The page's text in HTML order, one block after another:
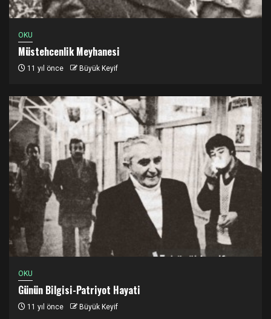
OKU
Müstehcenlik Meyhanesi
11 yıl önce Büyük Keyif
OKU
Günün Bilgisi-Patriyot Hayati
11 yıl önce Büyük Keyif